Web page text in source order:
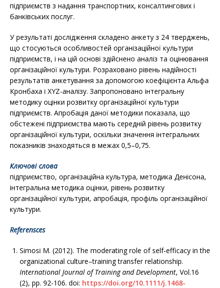
підприємств з надання транспортних, консалтингових і
банківських послуг.
У результаті дослідження складено анкету з 24 тверджень,
що стосуються особливостей організаційної культури
підприємств, і на цій основі здійснено аналіз та оцінювання
організаційної культури. Розраховано рівень надійності
результатів анкетування за допомогою коефіцієнта Альфа
Кронбаха і XYZ-аналізу. Запропоновано інтегральну
методику оцінки розвитку організаційної культури
підприємств. Апробація даної методики показала, що
обстежені підприємства мають середній рівень розвитку
організаційної культури, оскільки значення інтегральних
показників знаходяться в межах 0,5–0,75.
Ключові слова
підприємство, організаційна культура, методика Денісона,
інтегральна методика оцінки, рівень розвитку
організаційної культури, апробація, профіль організаційної
культури.
Referensces
Simosi M. (2012). The moderating role of self‐efficacy in the
organizational culture–training transfer relationship.
International Journal of Training and Development, Vol.16
(2), рр. 92-106. doi: https://doi.org/10.1111/j.1468-